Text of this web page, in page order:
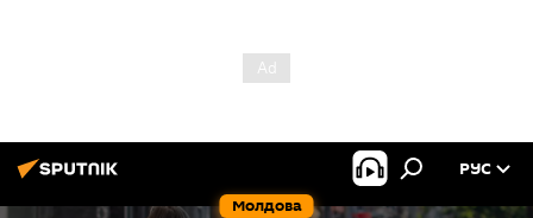
Молдова
РУС